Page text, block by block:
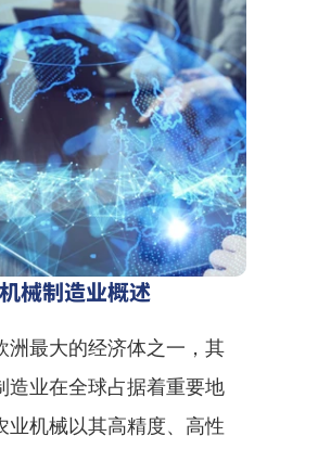
械制造业概述
洲最大的经济体之一，其
造业在全球占据着重要地
业机械以其高精度、高性